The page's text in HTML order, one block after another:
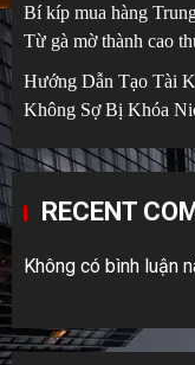
Bí kíp mua hàng
Từ gà mờ thành cao
Hướng Dẫn Tạo Tài
Không Sợ Bị Khóa
RECENT
Không có bình luận